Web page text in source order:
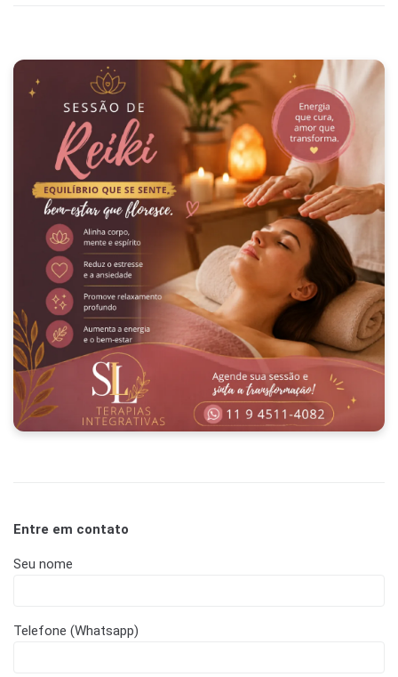
Entre em contato
Seu nome
Telefone (Whatsapp)